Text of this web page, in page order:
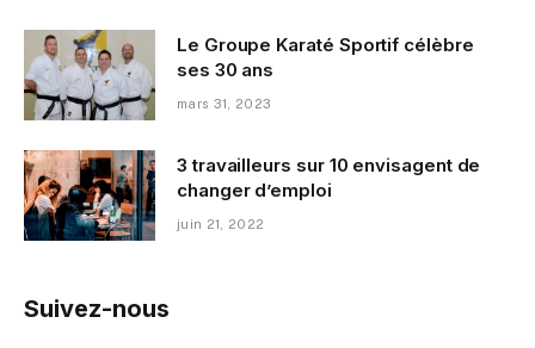
Le Groupe Karaté Sportif célèbre
ses 30 ans
mars 31, 2023
3 travailleurs sur 10 envisagent de
changer d’emploi
juin 21, 2022
Suivez-nous